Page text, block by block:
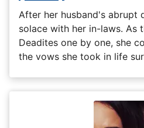
After her husband's abrupt
solace with her in-laws. As
Deadites one by one, she
the vows she took in life